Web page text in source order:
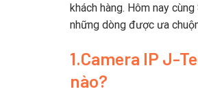
khách hàng. Hôm nay cùng
những dòng được ưa
1.Camera IP J-
nào?